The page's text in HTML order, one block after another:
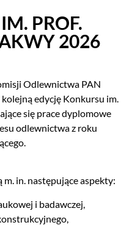
PROF.
2026
Odlewnictwa PAN
edycję Konkursu im.
się prace dyplomowe
odlewnictwa z roku
m. in. następujące aspekty:
i badawczej,